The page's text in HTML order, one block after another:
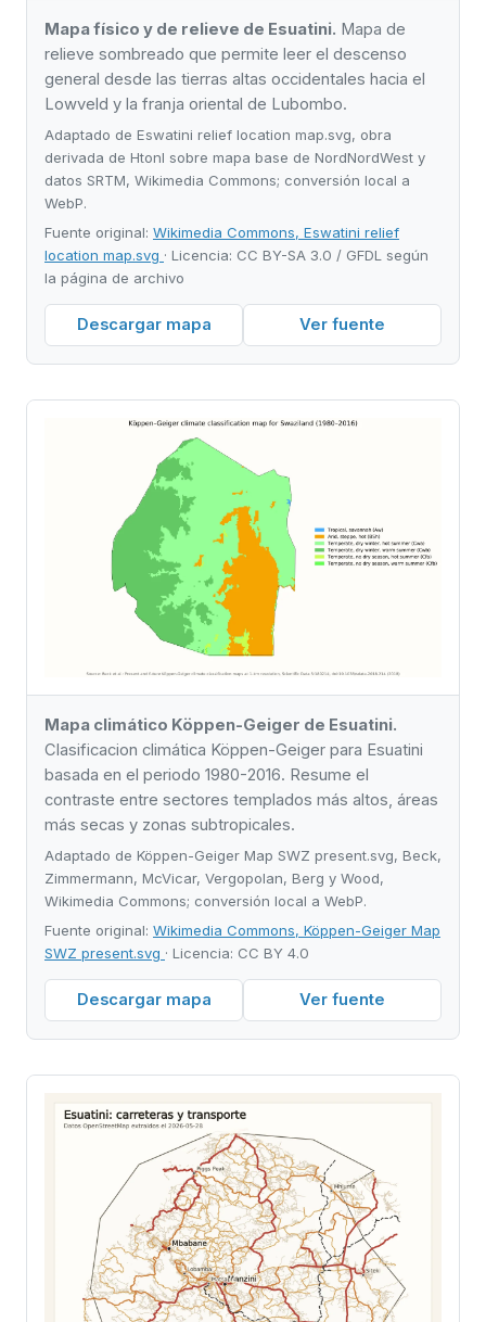
Mapa físico y de relieve de Esuatini. Mapa de
relieve sombreado que permite leer el descenso
general desde las tierras altas occidentales hacia el
Lowveld y la franja oriental de Lubombo.
Adaptado de Eswatini relief location map.svg, obra
derivada de Htonl sobre mapa base de NordNordWest y
datos SRTM, Wikimedia Commons; conversión local a
WebP.
Fuente original: Wikimedia Commons, Eswatini relief
location map.svg · Licencia: CC BY-SA 3.0 / GFDL según
la página de archivo
Descargar mapa Ver fuente
Mapa climático Köppen-Geiger de Esuatini.
Clasificacion climática Köppen-Geiger para Esuatini
basada en el periodo 1980-2016. Resume el
contraste entre sectores templados más altos, áreas
más secas y zonas subtropicales.
Adaptado de Köppen-Geiger Map SWZ present.svg, Beck,
Zimmermann, McVicar, Vergopolan, Berg y Wood,
Wikimedia Commons; conversión local a WebP.
Fuente original: Wikimedia Commons, Köppen-Geiger Map
SWZ present.svg · Licencia: CC BY 4.0
Descargar mapa Ver fuente